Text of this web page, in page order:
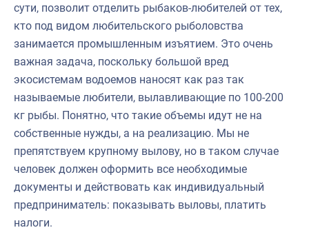
сути, позволит отделить рыбаков-любителей от тех,
кто под видом любительского рыболовства
занимается промышленным изъятием. Это очень
важная задача, поскольку большой вред
экосистемам водоемов наносят как раз так
называемые любители, вылавливающие по 100-200
кг рыбы. Понятно, что такие объемы идут не на
собственные нужды, а на реализацию. Мы не
препятствуем крупному вылову, но в таком случае
человек должен оформить все необходимые
документы и действовать как индивидуальный
предприниматель: показывать выловы, платить
налоги.